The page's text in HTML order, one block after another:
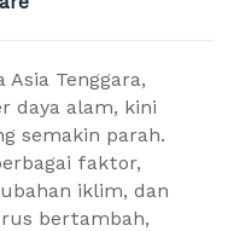
Asia Tenggara,
daya alam, kini
semakin parah.
faktor,
iklim, dan
bertambah,